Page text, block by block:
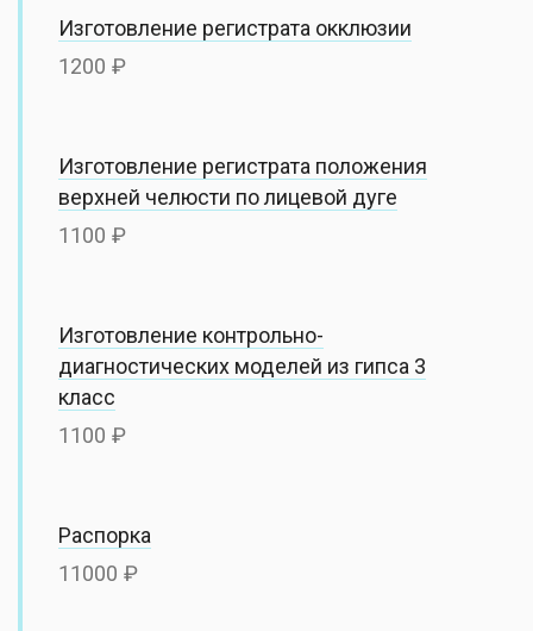
Изготовление регистрата окклюзии
1200
Изготовление регистрата положения
верхней челюсти по лицевой дуге
1100
Изготовление контрольно-
диагностических моделей из гипса 3
класс
1100
Распорка
11000